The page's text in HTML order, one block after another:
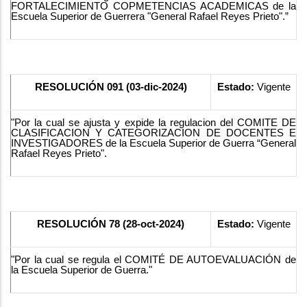
FORTALECIMIENTO COPMETENCIAS ACADEMICAS de la
Escuela Superior de Guerrera "General Rafael Reyes Prieto".”
RESOLUCIÓN 091 (03-dic-2024) Estado: Vigente
"Por la cual se ajusta y expide la regulacion del COMITE DE
CLASIFICACION Y CATEGORIZACION DE DOCENTES E
INVESTIGADORES de la Escuela Superior de Guerra “General
Rafael Reyes Prieto".
RESOLUCIÓN 78 (28-oct-2024) Estado: Vigente
"Por la cual se regula el COMITÉ DE AUTOEVALUACIÓN de
la Escuela Superior de Guerra."